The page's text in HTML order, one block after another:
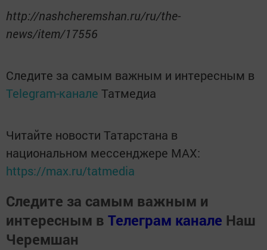
http://nashcheremshan.ru/ru/the-
news/item/17556
Следите за самым важным и интересным в
Telegram-канале Татмедиа
Читайте новости Татарстана в
национальном мессенджере MАХ:
https://max.ru/tatmedia
Следите за самым важным и
интересным в Телеграм канале Наш
Черемшан